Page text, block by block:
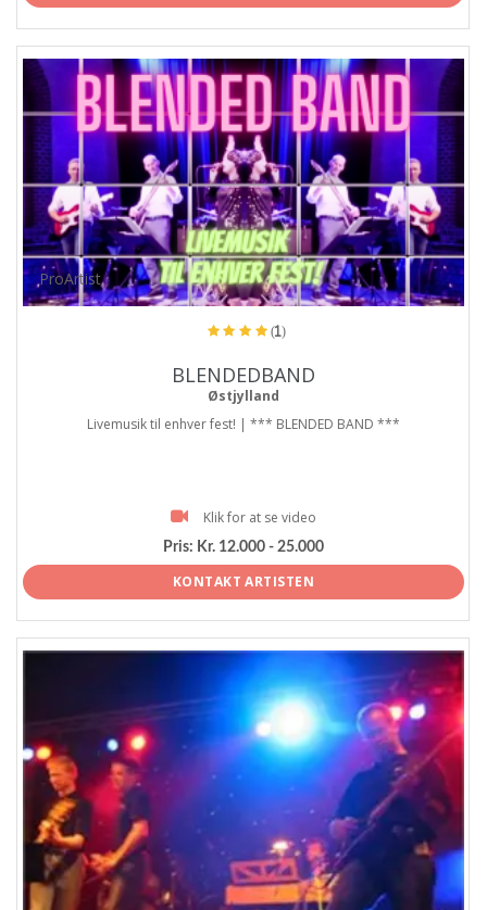
ProArtist
(1)
BLENDEDBAND
Østjylland
Livemusik til enhver fest! | *** BLENDED BAND ***
Klik for at se video
Pris: Kr. 12.000 - 25.000
KONTAKT ARTISTEN